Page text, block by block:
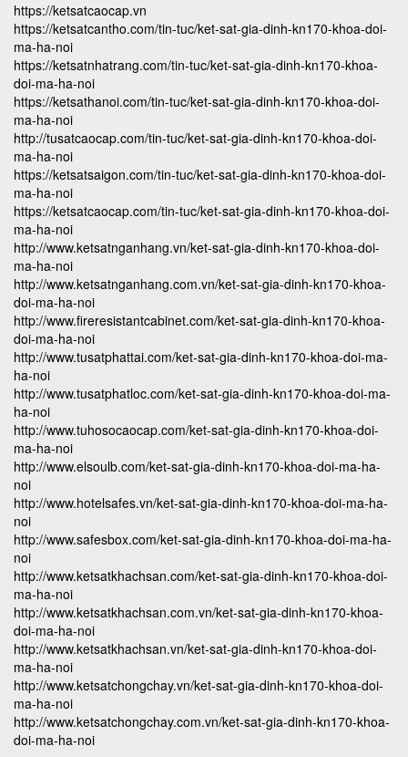
https://ketsatcaocap.vn
https://ketsatcantho.com/tin-tuc/ket-sat-gia-dinh-kn170-khoa-doi-
ma-ha-noi
https://ketsatnhatrang.com/tin-tuc/ket-sat-gia-dinh-kn170-khoa-
doi-ma-ha-noi
https://ketsathanoi.com/tin-tuc/ket-sat-gia-dinh-kn170-khoa-doi-
ma-ha-noi
http://tusatcaocap.com/tin-tuc/ket-sat-gia-dinh-kn170-khoa-doi-
ma-ha-noi
https://ketsatsaigon.com/tin-tuc/ket-sat-gia-dinh-kn170-khoa-doi-
ma-ha-noi
https://ketsatcaocap.com/tin-tuc/ket-sat-gia-dinh-kn170-khoa-doi-
ma-ha-noi
http://www.ketsatnganhang.vn/ket-sat-gia-dinh-kn170-khoa-doi-
ma-ha-noi
http://www.ketsatnganhang.com.vn/ket-sat-gia-dinh-kn170-khoa-
doi-ma-ha-noi
http://www.fireresistantcabinet.com/ket-sat-gia-dinh-kn170-khoa-
doi-ma-ha-noi
http://www.tusatphattai.com/ket-sat-gia-dinh-kn170-khoa-doi-ma-
ha-noi
http://www.tusatphatloc.com/ket-sat-gia-dinh-kn170-khoa-doi-ma-
ha-noi
http://www.tuhosocaocap.com/ket-sat-gia-dinh-kn170-khoa-doi-
ma-ha-noi
http://www.elsoulb.com/ket-sat-gia-dinh-kn170-khoa-doi-ma-ha-
noi
http://www.hotelsafes.vn/ket-sat-gia-dinh-kn170-khoa-doi-ma-ha-
noi
http://www.safesbox.com/ket-sat-gia-dinh-kn170-khoa-doi-ma-ha-
noi
http://www.ketsatkhachsan.com/ket-sat-gia-dinh-kn170-khoa-doi-
ma-ha-noi
http://www.ketsatkhachsan.com.vn/ket-sat-gia-dinh-kn170-khoa-
doi-ma-ha-noi
http://www.ketsatkhachsan.vn/ket-sat-gia-dinh-kn170-khoa-doi-
ma-ha-noi
http://www.ketsatchongchay.vn/ket-sat-gia-dinh-kn170-khoa-doi-
ma-ha-noi
http://www.ketsatchongchay.com.vn/ket-sat-gia-dinh-kn170-khoa-
doi-ma-ha-noi